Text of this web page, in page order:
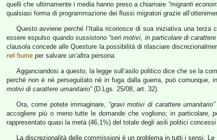
quelli che ultimamente i media hanno preso a chiamare “migranti
qualsiasi forma di programmazione dei flussi migratori grazie
Questo avviene perché l’Italia riconosce di sua iniziativa una terza
essere espulso quando sussistono “seri motivi, in particolare di
clausola concede alle Questure la possibilità di rilasciare
nel fiume per salvare un’altra persona.
Agganciandosi a questo, la legge sull’asilo politico dice che se la
perché non è nè perseguitato nè in fuga dalla guerra, può
motivi di carattere umanitario”(D.Lgs. 25/08, art. 32).
Ora, come potete immaginare, “gravi motivi di carattere umanitario”
accogliere più o meno tutte le domande che vogliono; in particolare,
rappresentato quasi la metà (46,1%) del totale degli asili politici concessi
La discrezionalità delle commissioni è un problema in tutti i sensi.